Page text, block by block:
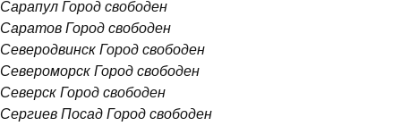
Сарапул Город свободен
Саратов Город свободен
Северодвинск Город свободен
Североморск Город свободен
Северск Город свободен
Сергиев Посад Город свободен